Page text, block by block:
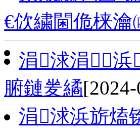
€佽繍閫佹梾
涓浗涓
腑鏈夎繘
涓浗浜旂熆